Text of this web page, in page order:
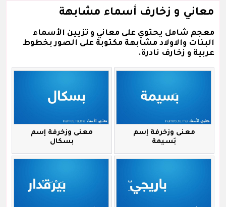
معاني و زخارف أسماء مشابهة
معجم شامل يحتوي على معاني و تزيين الأسماء
البنات والاولاد مشابهة مكتوبة على الصور بخطوط
عربية و زخارف نادرة.
معنى وزخرفة إسم
بَسيمة
معنى وزخرفة إسم
بسكال